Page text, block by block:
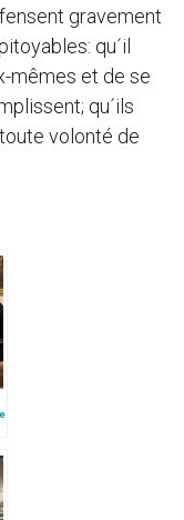
gravement
qu´il
mêmes et de se
qu´ils
volonté de